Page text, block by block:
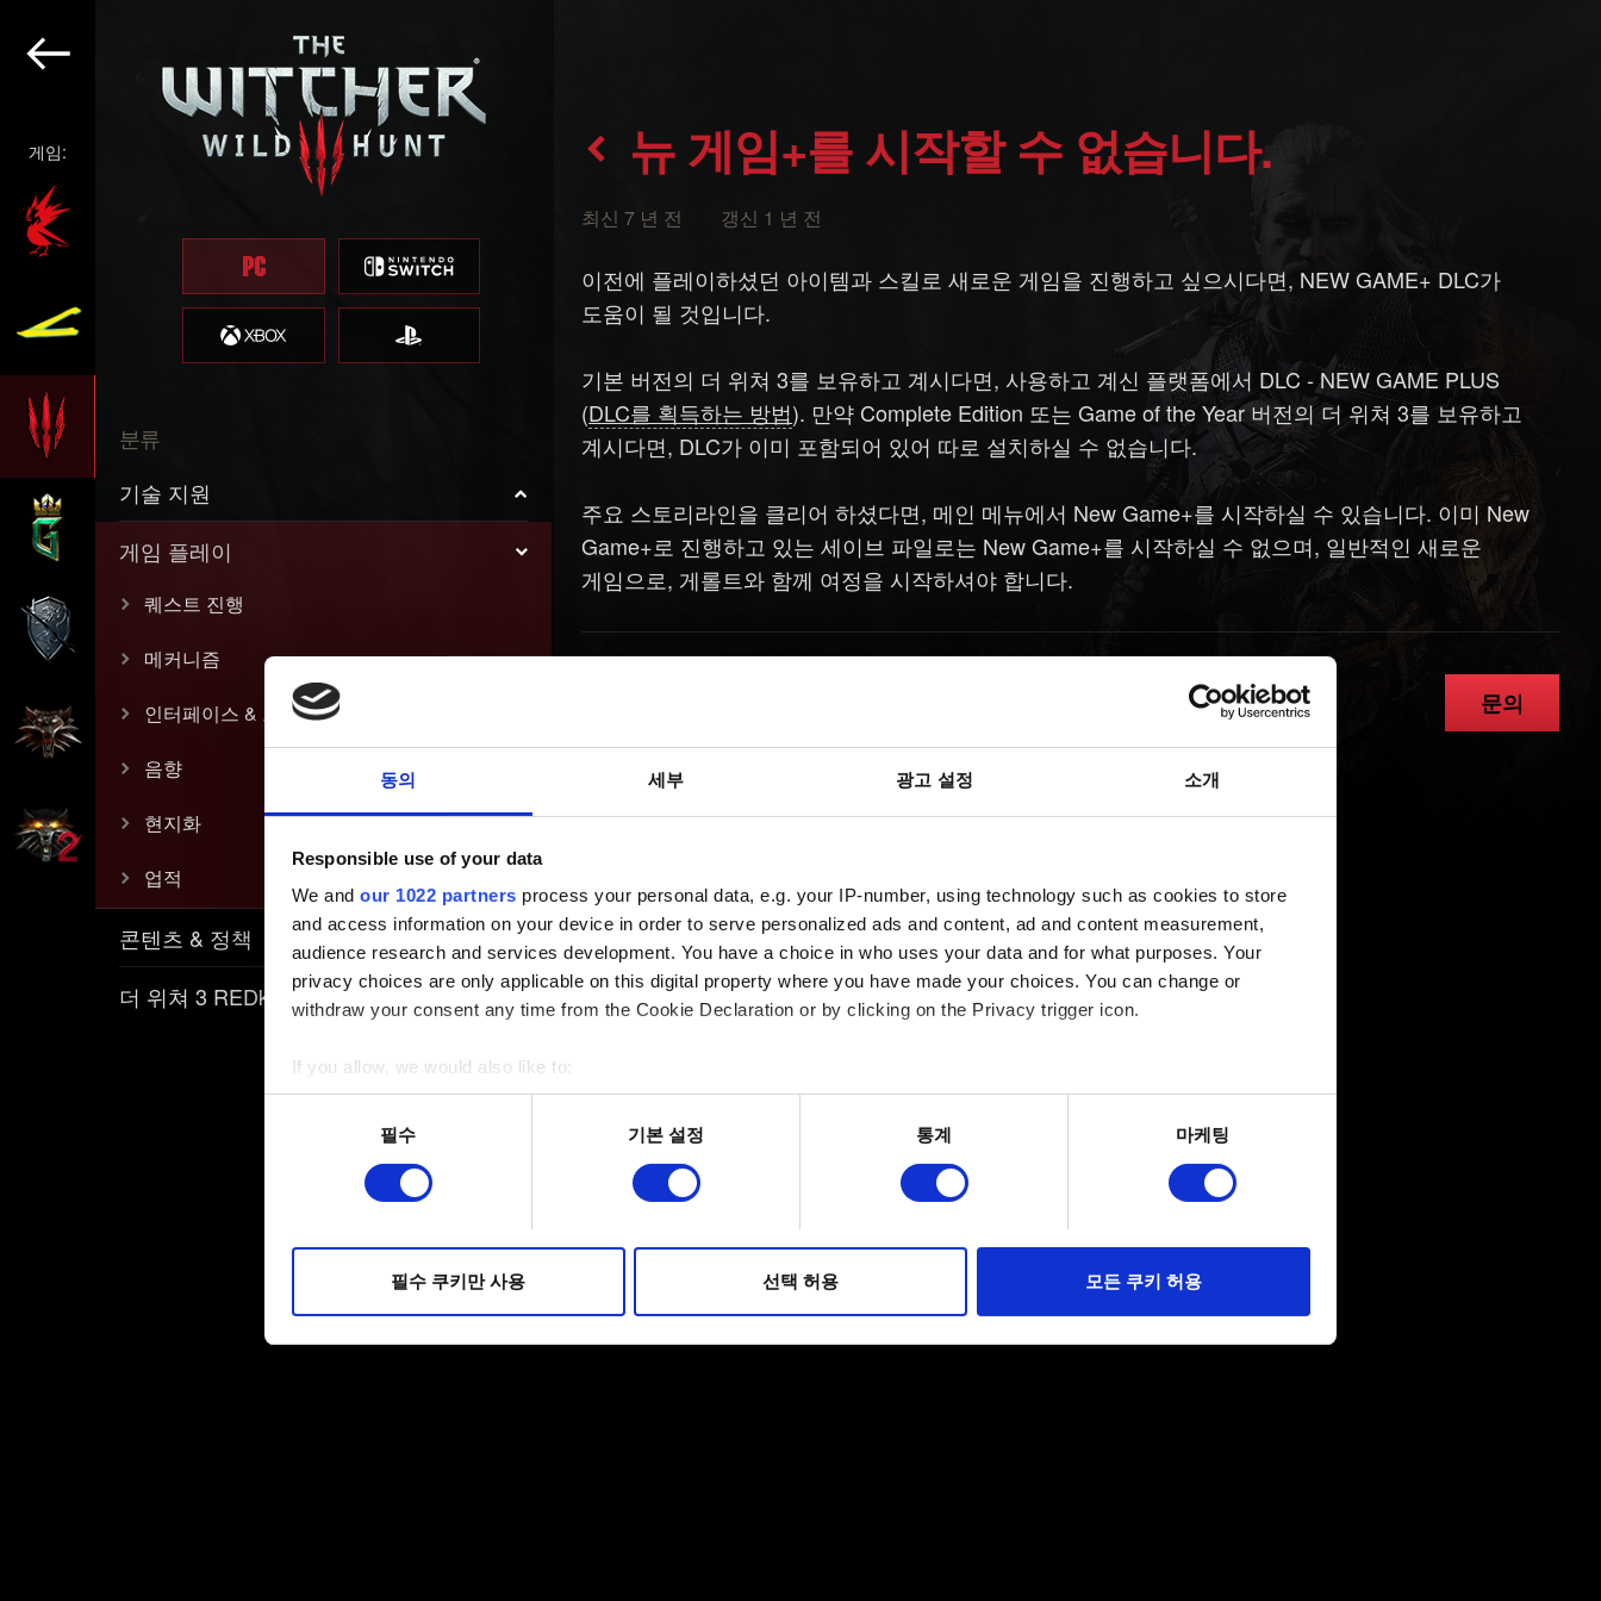
동의 세부 광고 설정 소개
Responsible use of your data
We and our 1022 partners process your personal data, e.g. your IP-number, using technology such as cookies to store
and access information on your device in order to serve personalized ads and content, ad and content measurement,
audience research and services development. You have a choice in who uses your data and for what purposes. Your
privacy choices are only applicable on this digital property where you have made your choices. You can change or
withdraw your consent any time from the Cookie Declaration or by clicking on the Privacy trigger icon.
If you allow, we would also like to:
Collect information about your geographical location which can be accurate to within several meters
Identify your device by actively scanning it for specific characteristics (fingerprinting)
Find out more about how your personal data is processed and set your preferences in the
피드백을 제공하여 사용자의 웹사이트 이용 환경을 개선하기 위해 사용됩니다. 예를 들어, 소셜 미디어를 통해 사용자와
소통할 경우, 사용자의 선호도를 파악하기 위해 쿠키의 일부를 저희 파트너와 공유할 수도 있습니다. 물론, 이처럼
필수 기본 설정 통계 마케팅
필수 쿠키만 사용 선택 허용 모든 쿠키 허용
게임:
분류
기술 지원
게임 플레이
퀘스트 진행
메커니즘
인터페이스 & 그래픽스
음향
현지화
업적
콘텐츠 & 정책
더 위쳐 3 REDkit
뉴 게임+를 시작할 수 없습니다.
최신 7 년 전 갱신 1 년 전
이전에 플레이하셨던 아이템과 스킬로 새로운 게임을 진행하고 싶으시다면, NEW GAME+ DLC가
도움이 될 것입니다.
기본 버전의 더 위쳐 3를 보유하고 계시다면, 사용하고 계신 플랫폼에서 DLC - NEW GAME PLUS
(DLC를 획득하는 방법). 만약 Complete Edition 또는 Game of the Year 버전의 더 위쳐 3를 보유하고
계시다면, DLC가 이미 포함되어 있어 따로 설치하실 수 없습니다.
주요 스토리라인을 클리어 하셨다면, 메인 메뉴에서 New Game+를 시작하실 수 있습니다. 이미 New
Game+로 진행하고 있는 세이브 파일로는 New Game+를 시작하실 수 없으며, 일반적인 새로운
게임으로, 게롤트와 함께 여정을 시작하셔야 합니다.
필요하신가요?
문의